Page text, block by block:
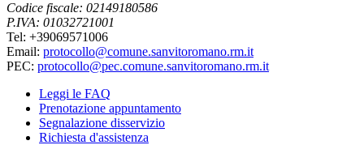
Codice fiscale: 02149180586
P.IVA: 01032721001
Tel: +39069571006
Email: protocollo@comune.sanvitoromano.rm.it
PEC: protocollo@pec.comune.sanvitoromano.rm.it
Leggi le FAQ
Prenotazione appuntamento
Segnalazione disservizio
Richiesta d'assistenza